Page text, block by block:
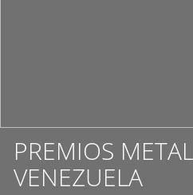
PREMIOS
VENEZUELA